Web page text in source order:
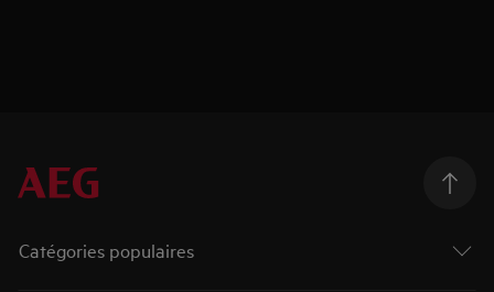
Catégories populaires